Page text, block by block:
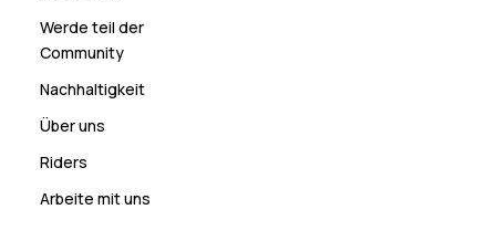
Werde teil der
Community
Nachhaltigkeit
Über uns
Riders
Arbeite mit uns